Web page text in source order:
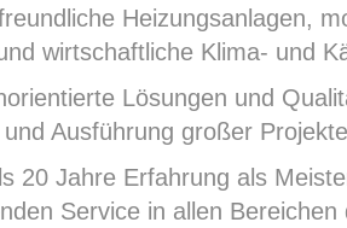
Heizungsanlagen,
wirtschaftliche Klima- und
Lösungen und
Ausführung großer
20 Jahre Erfahrung als
Service in allen Bereichen